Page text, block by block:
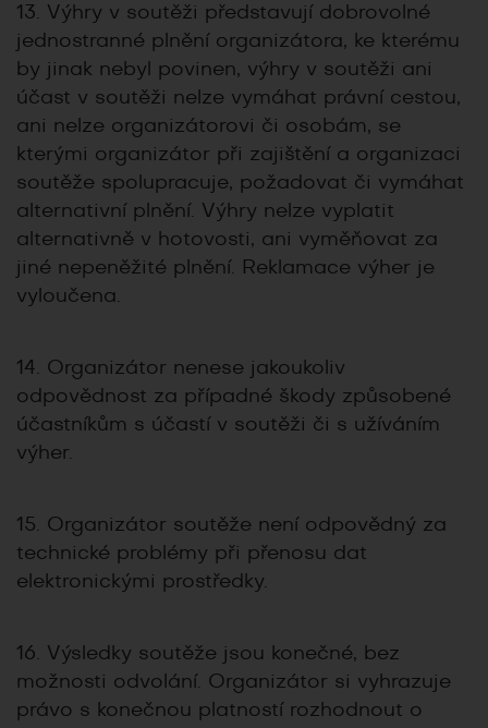
13. Výhry v soutěži představují dobrovolné
jednostranné plnění organizátora, ke kterému
by jinak nebyl povinen, výhry v soutěži ani
účast v soutěži nelze vymáhat právní cestou,
ani nelze organizátorovi či osobám, se
kterými organizátor při zajištění a organizaci
soutěže spolupracuje, požadovat či vymáhat
alternativní plnění. Výhry nelze vyplatit
alternativně v hotovosti, ani vyměňovat za
jiné nepeněžité plnění. Reklamace výher je
vyloučena.
14. Organizátor nenese jakoukoliv
odpovědnost za případné škody způsobené
účastníkům s účastí v soutěži či s užíváním
výher.
15. Organizátor soutěže není odpovědný za
technické problémy při přenosu dat
elektronickými prostředky.
16. Výsledky soutěže jsou konečné, bez
možnosti odvolání. Organizátor si vyhrazuje
právo s konečnou platností rozhodnout o